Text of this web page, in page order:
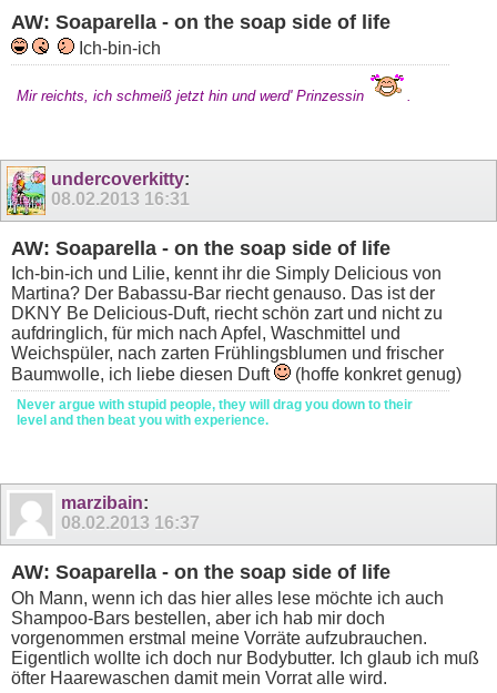
AW: Soaparella - on the soap side of life
Ich-bin-ich
Mir reichts, ich schmeiß jetzt hin und werd' Prinzessin .
undercoverkitty:
08.02.2013 16:31
AW: Soaparella - on the soap side of life
Ich-bin-ich und Lilie, kennt ihr die Simply Delicious von
Martina? Der Babassu-Bar riecht genauso. Das ist der
DKNY Be Delicious-Duft, riecht schön zart und nicht zu
aufdringlich, für mich nach Apfel, Waschmittel und
Weichspüler, nach zarten Frühlingsblumen und frischer
Baumwolle, ich liebe diesen Duft
(hoffe konkret genug)
Never argue with stupid people, they will drag you down to their
level and then beat you with experience.
marzibain:
08.02.2013 16:37
AW: Soaparella - on the soap side of life
Oh Mann, wenn ich das hier alles lese möchte ich auch
Shampoo-Bars bestellen, aber ich hab mir doch
vorgenommen erstmal meine Vorräte aufzubrauchen.
Eigentlich wollte ich doch nur Bodybutter. Ich glaub ich muß
öfter Haarewaschen damit mein Vorrat alle wird.